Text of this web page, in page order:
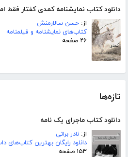
دانلود کتاب نمایشنامه کمدی کفتار فقط
از: حسن سالارمنش
کتاب‌های نمایشنامه و فیلمنامه
۲۶ صفحه
تازه‌ها
دانلود کتاب ماجرای یک نامه
از: نادر براتی
دانلود رایگان بهترین کتاب‌های
۱۵۳ صفحه